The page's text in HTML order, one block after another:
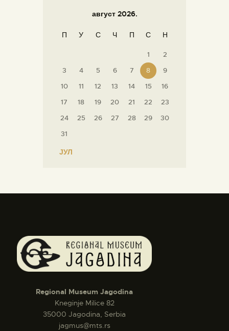
август 2026.
П У С Ч П С Н
1
2
3
4 5 6 7 8
9
10
11 12 13 14 15
16
17
18 19 20 21 22
23
24
25 26 27 28 29
30
31
« ЈУЛ
Regional Museum Jagodina
Kneginje Milice 82
35000 Jagodina, Serbia
jagmus@mts.rs